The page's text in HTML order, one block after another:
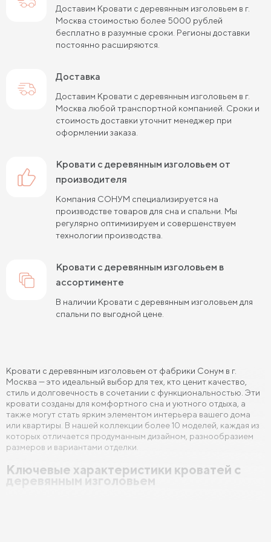
Доставим Кровати с деревянным изголовьем в г.
Москва стоимостью более 5000 рублей
бесплатно в разумные сроки. Регионы доставки
постоянно расширяются.
Доставка
Доставим Кровати с деревянным изголовьем в г.
Москва любой транспортной компанией. Сроки и
стоимость доставки уточнит менеджер при
оформлении заказа.
Кровати с деревянным изголовьем от
производителя
Компания СОНУМ специализируется на
производстве товаров для сна и спальни. Мы
регулярно оптимизируем и совершенствуем
технологии производства.
Кровати с деревянным изголовьем в
ассортименте
В наличии Кровати с деревянным изголовьем для
спальни по выгодной цене.
Кровати с деревянным изголовьем от фабрики Сонум в г.
Москва — это идеальный выбор для тех, кто ценит качество,
стиль и долговечность в сочетании с функциональностью. Эти
кровати созданы для комфортного сна и уютного отдыха, а
также могут стать ярким элементом интерьера вашего дома
или квартиры. В нашей коллекции более 10 моделей, каждая из
которых отличается продуманным дизайном, разнообразием
размеров и вариантами отделки.
Ключевые характеристики кроватей с
деревянным изголовьем